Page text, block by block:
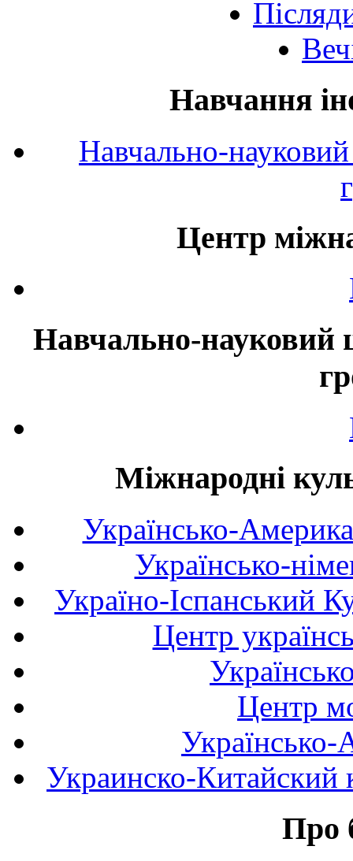
Навчання
Навчально-
Центр
Навчально-науковий
Міжнародні
Українсько-
Українсько-
Україно-Іспанський
Центр
Центр
Українсько-
Украинско-Китайский
Про